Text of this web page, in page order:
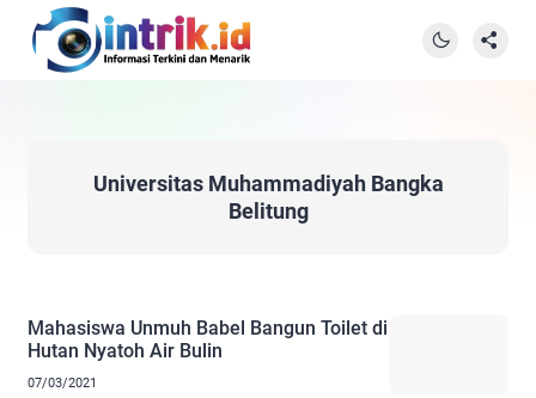
Universitas Muhammadiyah Bangka
Belitung
Mahasiswa Unmuh Babel Bangun Toilet di
Hutan Nyatoh Air Bulin
07/03/2021